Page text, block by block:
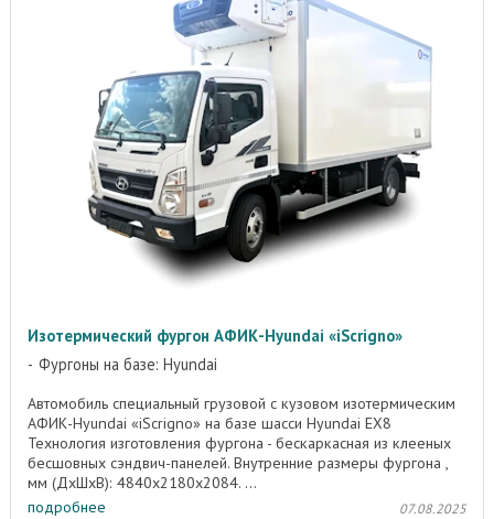
Изотермический фургон АФИК-Hyundai «iScrigno»
Фургоны на базе: Hyundai
Автомобиль специальный грузовой с кузовом изотермическим
АФИК-Hyundai «iScrigno» на базе шасси Hyundai EX8
Технология изготовления фургона - бескаркасная из клееных
бесшовных сэндвич-панелей. Внутренние размеры фургона ,
мм (ДхШхВ): 4840х2180х2084. ...
подробнее
07.08.2025